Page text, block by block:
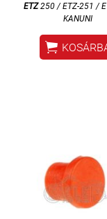
ETZ250 /ETZ-251 /
KANUNI
